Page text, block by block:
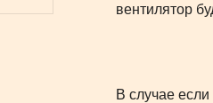
вентилятор
В случае